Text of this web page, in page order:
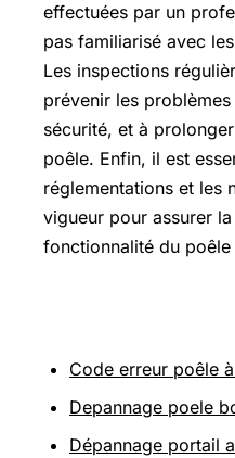
effectuées par un
pas familiarisé avec
Les inspections
prévenir les
sécurité, et à
poêle. Enfin, il est
réglementations et les
vigueur pour assurer
fonctionnalité du poêle
Code erreur poêle
Depannage poele
Dépannage portail